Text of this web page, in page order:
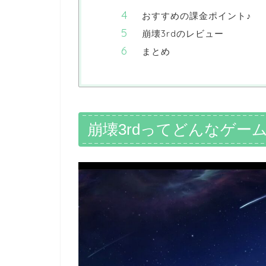
おすすめの課金ポイント♪
崩壊3rdのレビュー
まとめ
崩壊3rdってどんなゲー